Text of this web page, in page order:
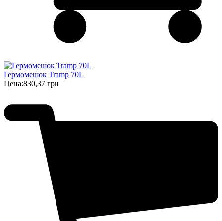
Гермомешок Tramp 70L
Цена:830,37 грн